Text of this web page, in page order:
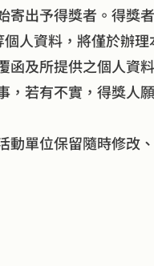
寄出予得獎者。得獎
人資料，將僅於辦理
及所提供之個人資
，若有不實，得獎人
動單位保留隨時修改